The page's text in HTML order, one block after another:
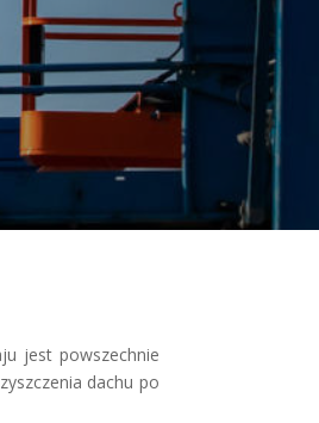
jest powszechnie
dachu po